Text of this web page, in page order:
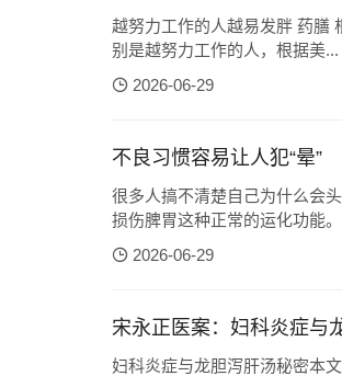
越努力工作的人越易发胖 药膳
别是越努力工作的人，根据美...
2026-06-29
不良习惯容易让人犯“晕”
很多人搞不清楚自己为什么会
损伤脾胃这种正常的运化功能
2026-06-29
宋永正医案：妇科炎症与
妇科炎症与龙胆泻肝汤秘密本